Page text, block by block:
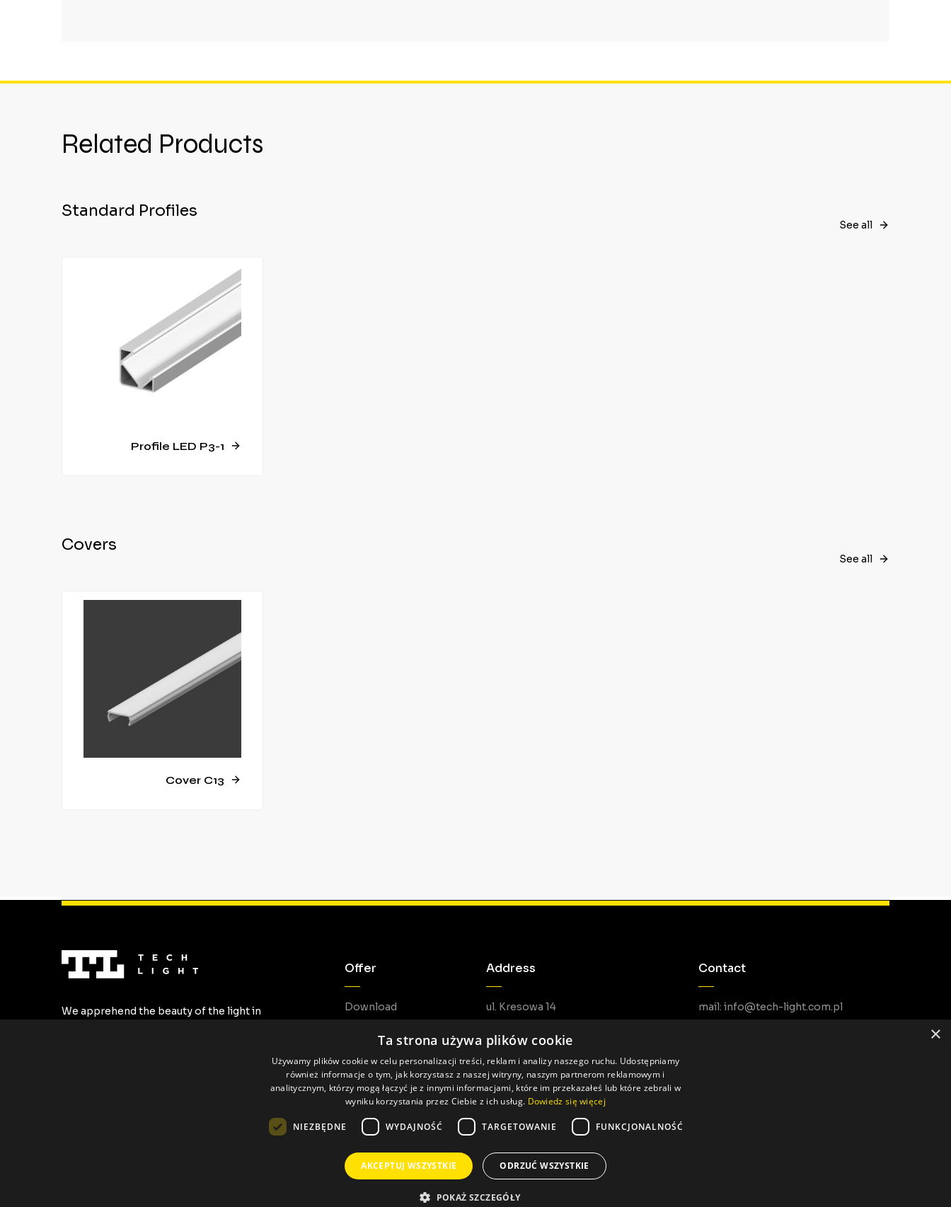
Related Products
Standard Profiles
See all
Profile LED P3-1
Covers
See all
Cover C13
We apprehend the beauty of the light in
Offer
Download
Address
ul. Kresowa 14
Contact
mail: info@tech-light.com.pl
Made by: Pageart
×
Ta strona używa plików cookie
Używamy plików cookie w celu personalizacji treści, reklam i analizy naszego ruchu. Udostępniamy
również informacje o tym, jak korzystasz z naszej witryny, naszym partnerom reklamowym i
analitycznym, którzy mogą łączyć je z innymi informacjami, które im przekazałeś lub które zebrali w
wyniku korzystania przez Ciebie z ich usług. Dowiedz się więcej
NIEZBĘDNE WYDAJNOŚĆ TARGETOWANIE FUNKCJONALNOŚĆ
AKCEPTUJ WSZYSTKIE ODRZUĆ WSZYSTKIE
POKAŻ SZCZEGÓŁY